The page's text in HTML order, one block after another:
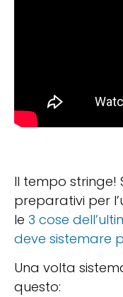
Il tempo stringe!
preparativi per
le 3 cose
deve sistemare
Una volta
questo: